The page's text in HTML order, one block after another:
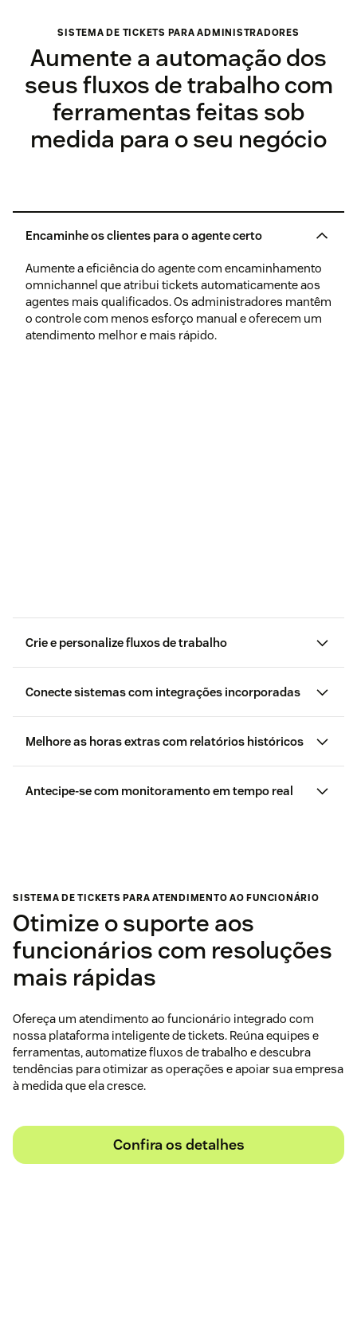
SISTEMA DE TICKETS PARA ADMINISTRADORES
Aumente a automação dos
seus fluxos de trabalho com
ferramentas feitas sob
medida para o seu negócio
Encaminhe os clientes para o agente certo
Aumente a eficiência do agente com encaminhamento
omnichannel que atribui tickets automaticamente aos
agentes mais qualificados. Os administradores mantêm
o controle com menos esforço manual e oferecem um
atendimento melhor e mais rápido.
Crie e personalize fluxos de trabalho
Conecte sistemas com integrações incorporadas
ferramentas favoritas
Melhore as horas extras com relatórios históricos
Antecipe-se com monitoramento em tempo real
SISTEMA DE TICKETS PARA ATENDIMENTO AO FUNCIONÁRIO
Otimize o suporte aos
funcionários com resoluções
mais rápidas
Ofereça um atendimento ao funcionário integrado com
nossa plataforma inteligente de tickets. Reúna equipes e
ferramentas, automatize fluxos de trabalho e descubra
tendências para otimizar as operações e apoiar sua empresa
à medida que ela cresce.
Confira os detalhes